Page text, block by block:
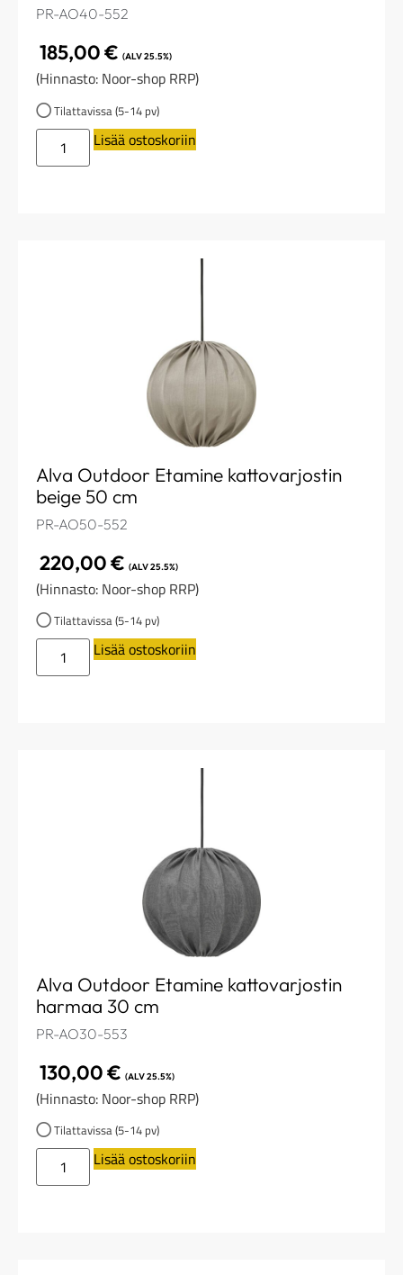
PR-AO40-552
185,00€ (ALV 25.5%)
(Hinnasto: Noor-shop RRP)
Tilattavissa (5-14 pv)
Lisää ostoskoriin
Alva Outdoor Etamine kattovarjostin
beige 50 cm
PR-AO50-552
220,00€ (ALV 25.5%)
(Hinnasto: Noor-shop RRP)
Tilattavissa (5-14 pv)
Lisää ostoskoriin
Alva Outdoor Etamine kattovarjostin
harmaa 30 cm
PR-AO30-553
130,00€ (ALV 25.5%)
(Hinnasto: Noor-shop RRP)
Tilattavissa (5-14 pv)
Lisää ostoskoriin